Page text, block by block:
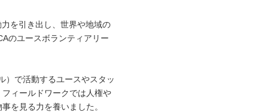
を引き出し、世界や地域の
のユースボランティアリー
）で活動するユースやスタッ
ィールドワークでは人権や
を見る力を養いました。